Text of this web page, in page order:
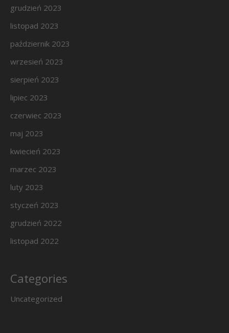
grudzień 2023
listopad 2023
październik 2023
wrzesień 2023
sierpień 2023
lipiec 2023
czerwiec 2023
maj 2023
kwiecień 2023
marzec 2023
luty 2023
styczeń 2023
grudzień 2022
listopad 2022
Categories
Uncategorized